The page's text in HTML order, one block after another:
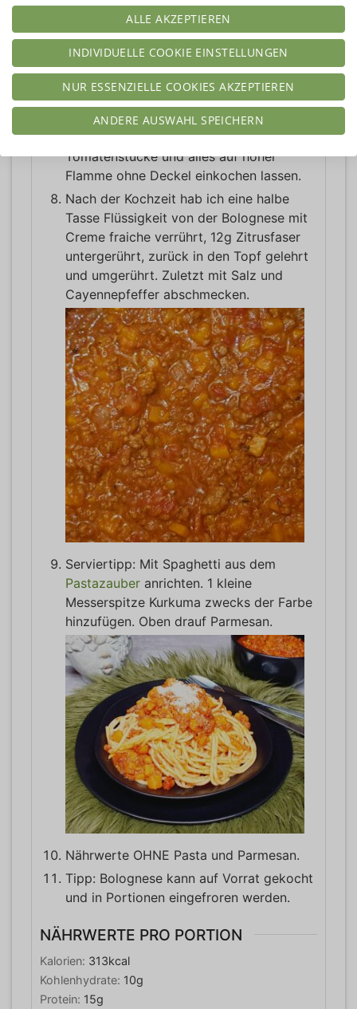
Wer eine schnellere Variante kochen
möchte, dem empfehle ich nur 2 Dosen
Tomatenstücke und alles auf hoher
Flamme ohne Deckel einkochen lassen.
Nach der Kochzeit hab ich eine halbe
Tasse Flüssigkeit von der Bolognese mit
Creme fraiche verrührt, 12g Zitrusfaser
untergerührt, zurück in den Topf gelehrt
und umgerührt. Zuletzt mit Salz und
Cayennepfeffer abschmecken.
Serviertipp: Mit Spaghetti aus dem
Pastazauber anrichten. 1 kleine
Messerspitze Kurkuma zwecks der Farbe
hinzufügen. Oben drauf Parmesan.
Nährwerte OHNE Pasta und Parmesan.
Tipp: Bolognese kann auf Vorrat gekocht
und in Portionen eingefroren werden.
NÄHRWERTE PRO PORTION
Kalorien: 313kcal
Kohlenhydrate: 10g
Protein: 15g
ALLE AKZEPTIEREN
INDIVIDUELLE COOKIE EINSTELLUNGEN
NUR ESSENZIELLE COOKIES AKZEPTIEREN
ANDERE AUSWAHL SPEICHERN